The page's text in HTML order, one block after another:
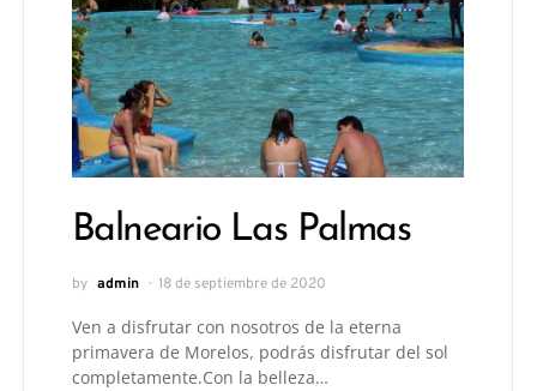
Balneario Las Palmas
by admin 18 de septiembre de 2020
Ven a disfrutar con nosotros de la eterna
primavera de Morelos, podrás disfrutar del sol
completamente.Con la belleza…